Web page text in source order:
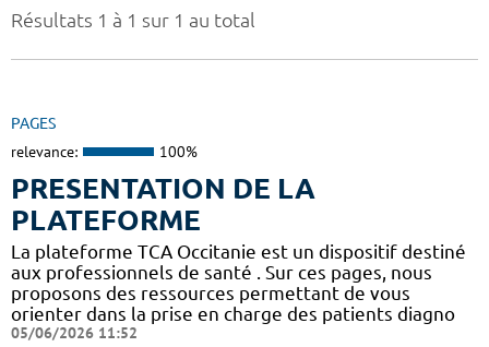
Résultats 1 à 1 sur 1 au total
PAGES
relevance: 100%
PRESENTATION DE LA
PLATEFORME
La plateforme TCA Occitanie est un dispositif destiné
aux professionnels de santé . Sur ces pages, nous
proposons des ressources permettant de vous
orienter dans la prise en charge des patients diagno
05/06/2026 11:52